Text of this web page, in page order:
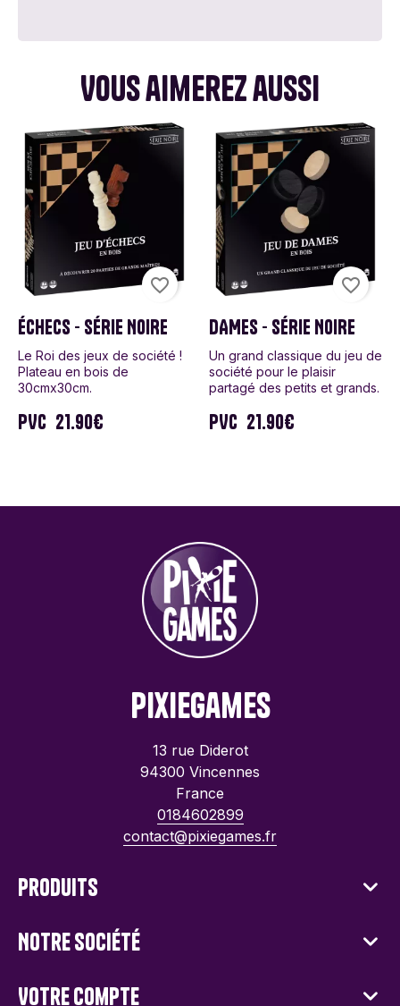
Vous aimerez aussi
ÉCHECS - SÉRIE NOIRE
Le Roi des jeux de société !
Plateau en bois de
30cmx30cm.
PVC 21.90€
favorite_border
DAMES - SÉRIE NOIRE
Un grand classique du jeu de
société pour le plaisir
partagé des petits et grands.
PVC 21.90€
favorite_border
PixieGames
13 rue Diderot
94300 Vincennes
France
0184602899
contact@pixiegames.fr
Produits
Notre société
Votre compte